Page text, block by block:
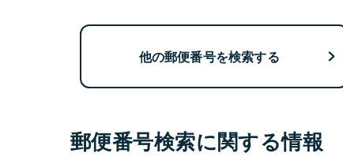
他の郵便番号を検索する
郵便番号検索に関する情報